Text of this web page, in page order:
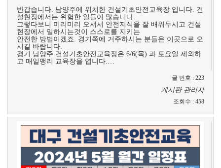
반갑습니다. 남양주에 위치한 건설기초안전교육장 입니다. 건
설현장에서는 위험한 일들이 많습니다.
그렇다보니 미리미리 오셔서 안전지식을 잘 배워두시고 건설
현장에서 일하시는것이 스스로를 지키는
안전한 방법이겠죠. 경기쪽에 거주하시는 분들은 이곳으로 오
시길 바랍니다.
경기 남양주 건설기초안전교육장은 6/6(목) 과 토요일 제외하
고 매일맹리 교육장을 엽니다.…
글 번호 : 223
게시판 관리자
조회수 : 458